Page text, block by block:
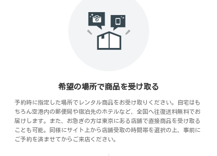
希望の場所で商品を受け取る
予約時に指定した場所でレンタル商品をお受け取りください。自宅はも
ちろん空港内の郵便局や宿泊先のホテルなど、全国へ往復送料無料でお
届けします。また、お急ぎの方は東京にある店舗で直接商品を受け取る
ことも可能。同様にサイト上から店舗受取の時間帯を選択の上、事前に
ご予約を済ませてからご来店ください。